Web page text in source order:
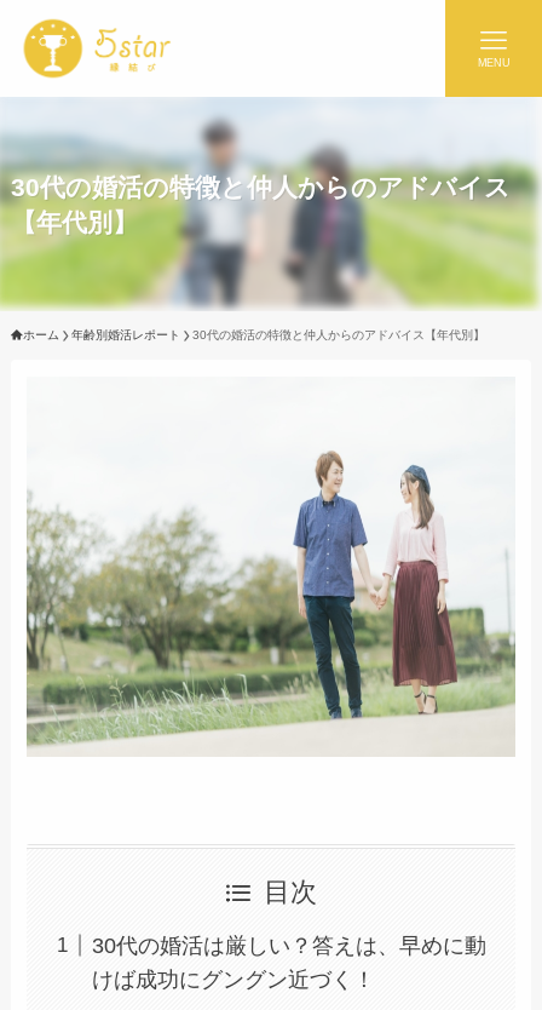
MENU
30代の婚活の特徴と仲人からのアドバイス
【年代別】
ホーム 年齢別婚活レポート 30代の婚活の特徴と仲人からのアドバイス【年代別】
目次
30代の婚活は厳しい？答えは、早めに動
けば成功にグングン近づく！